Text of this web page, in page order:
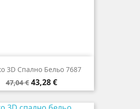
3D Спално Бельо 7687
Редовна
цена
47,04 € Цена
43,28 €